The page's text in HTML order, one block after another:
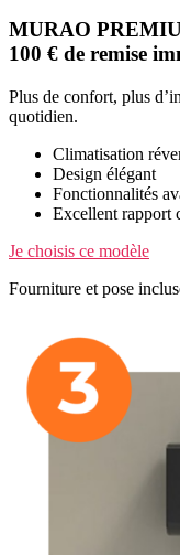
MURAO
100 € de remise
Plus de confort, plus
quotidien.
Climatisation
Design élégant
Fonctionnalités
Excellent rapport
Je choisis ce modèle
Fourniture et pose